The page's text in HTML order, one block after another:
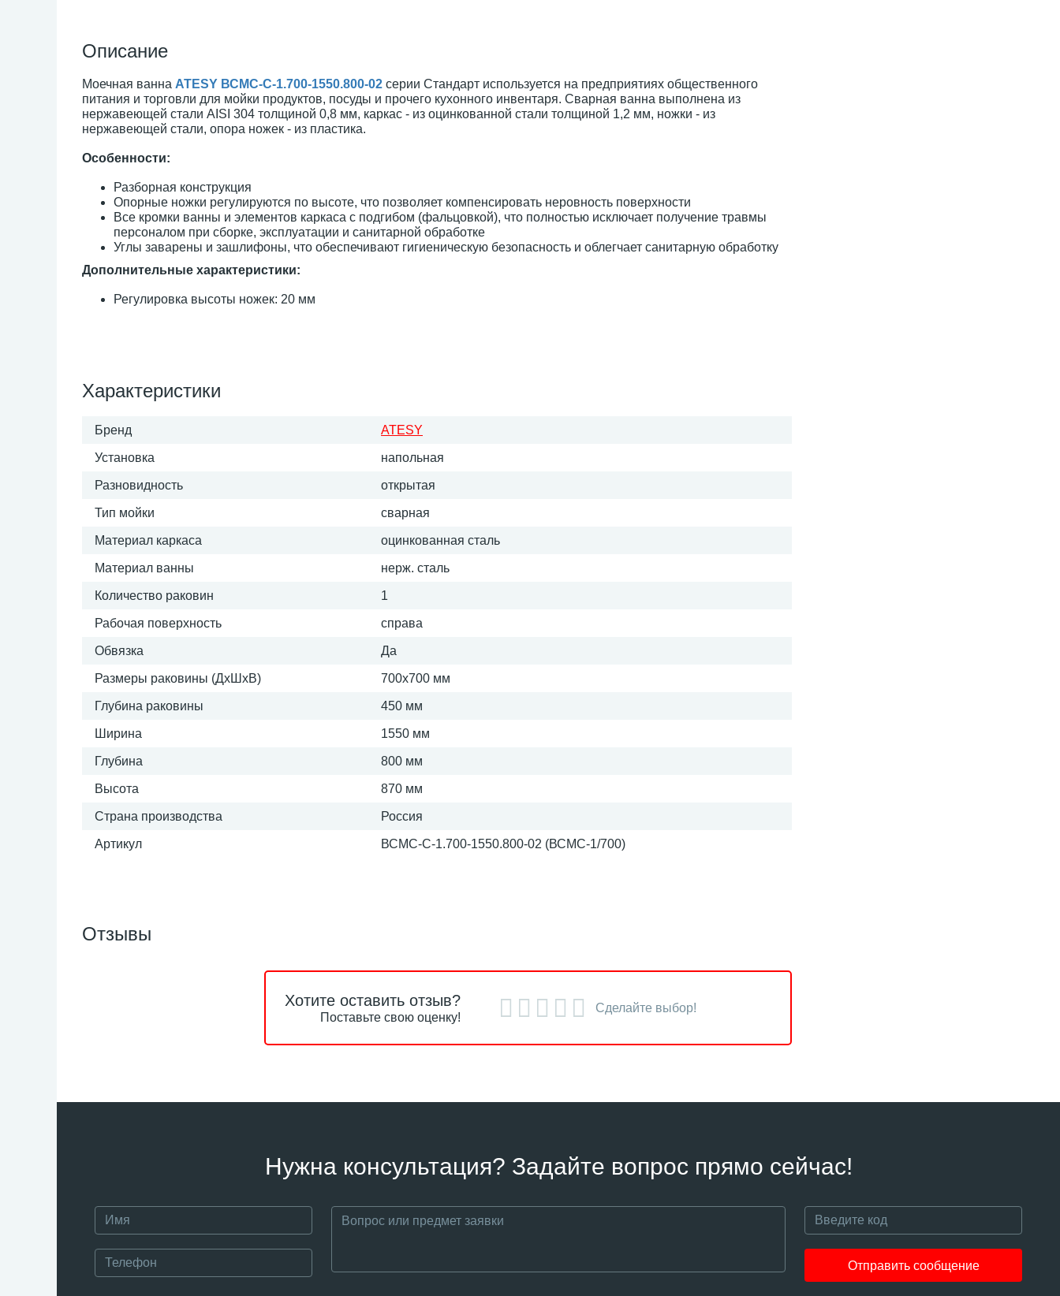
Описание
Моечная ванна ATESY ВСМС-С-1.700-1550.800-02 серии Стандарт используется на предприятиях общественного
питания и торговли для мойки продуктов, посуды и прочего кухонного инвентаря. Сварная ванна выполнена из
нержавеющей стали AISI 304 толщиной 0,8 мм, каркас - из оцинкованной стали толщиной 1,2 мм, ножки - из
нержавеющей стали, опора ножек - из пластика.
Особенности:
Разборная конструкция
Опорные ножки регулируются по высоте, что позволяет компенсировать неровность поверхности
Все кромки ванны и элементов каркаса с подгибом (фальцовкой), что полностью исключает получение травмы
персоналом при сборке, эксплуатации и санитарной обработке
Углы заварены и зашлифоны, что обеспечивают гигиеническую безопасность и облегчает санитарную обработку
Дополнительные характеристики:
Регулировка высоты ножек: 20 мм
Характеристики
Бренд ATESY
Установка напольная
Разновидность открытая
Тип мойки сварная
Материал каркаса оцинкованная сталь
Материал ванны нерж. сталь
Количество раковин 1
Рабочая поверхность справа
Обвязка Да
Размеры раковины (ДхШхВ) 700х700 мм
Глубина раковины 450 мм
Ширина 1550 мм
Глубина 800 мм
Высота 870 мм
Страна производства Россия
Артикул ВСМС-С-1.700-1550.800-02 (ВСМС-1/700)
Отзывы
Хотите оставить отзыв?
Поставьте свою оценку!
Сделайте выбор!
Нужна консультация? Задайте вопрос прямо сейчас!
Отправить сообщение